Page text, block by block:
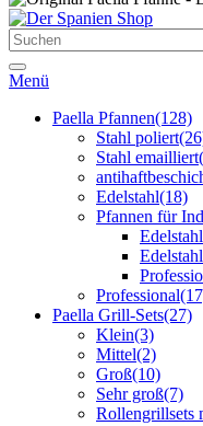
Menü
Paella Pfannen(128)
Stahl poliert
Stahl emailliert
Edelstahl(18)
Pfannen für
Edelstahl
Professional
Paella Grill-Sets(27)
Klein(3)
Mittel(2)
Groß(10)
Sehr groß(7)
Rollengrillsets